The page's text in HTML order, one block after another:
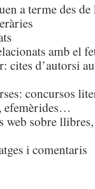
a terme des
amb el
cites d’autorsi
concursos
efemèrides…
web sobre
i comentaris